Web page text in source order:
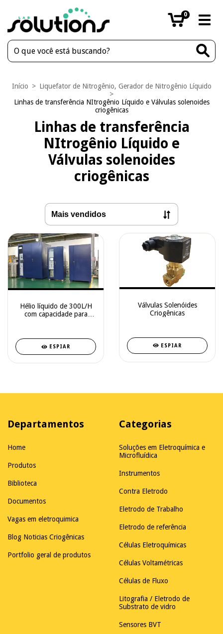
0
Início > Liquefator de Nitrogênio, Gerador de Nitrogênio Líquido
>
Linhas de transferência NItrogênio Líquido e Válvulas solenoides
criogênicas
Linhas de transferência
NItrogênio Líquido e
Válvulas solenoides
criogênicas
Hélio líquido de 300L/H
com capacidade para
ESPIAR
Válvulas Solenóides
Criogênicas
ESPIAR
Departamentos
Home
Produtos
Biblioteca
Documentos
Vagas em eletroquimica
Blog Noticias Criogênicas
Portfolio geral de produtos
Categorias
Soluções em Eletroquímica e
Microfluídica
Instrumentos
Contra Eletrodo
Eletrodo de Trabalho
Eletrodo de referência
Células Eletroquímicas
Células Voltamétricas
Células de Fluxo
Litografia / Eletrodo de
Substrato de vidro
Sensores BVT